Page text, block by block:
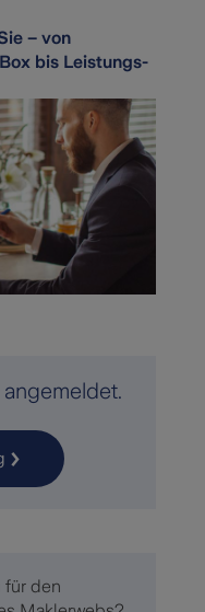
– von
bis Leistungs-
für den